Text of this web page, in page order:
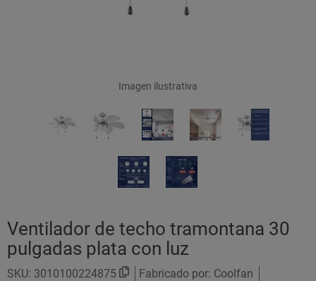
Imagen ilustrativa
Ventilador de techo tramontana 30
pulgadas plata con luz
SKU: 3010100224875 Fabricado por: Coolfan